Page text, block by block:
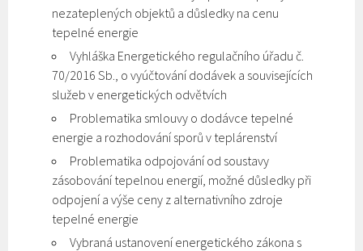
nezateplených objektů a důsledky na cenu
tepelné energie
Vyhláška Energetického regulačního úřadu č.
70/2016 Sb., o vyúčtování dodávek a souvisejících
služeb v energetických odvětvích
Problematika smlouvy o dodávce tepelné
energie a rozhodování sporů v teplárenství
Problematika odpojování od soustavy
zásobování tepelnou energií, možné důsledky při
odpojení a výše ceny z alternativního zdroje
tepelné energie
Vybraná ustanovení energetického zákona s